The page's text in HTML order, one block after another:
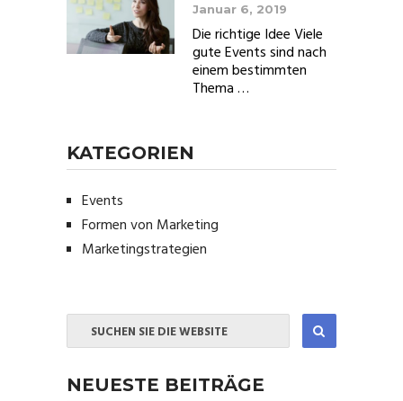
Januar 6, 2019
Die richtige Idee Viele
gute Events sind nach
einem bestimmten
Thema …
KATEGORIEN
Events
Formen von Marketing
Marketingstrategien
NEUESTE BEITRÄGE